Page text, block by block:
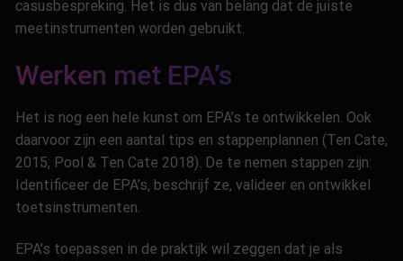
casusbespreking. Het is dus van belang dat de juiste
meetinstrumenten worden gebruikt.
Werken met EPA’s
Het is nog een hele kunst om EPA’s te ontwikkelen. Ook
daarvoor zijn een aantal tips en stappenplannen (Ten Cate,
2015; Pool & Ten Cate 2018). De te nemen stappen zijn:
Identificeer de EPA’s, beschrijf ze, valideer en ontwikkel
toetsinstrumenten.
EPA’s toepassen in de praktijk wil zeggen dat je als